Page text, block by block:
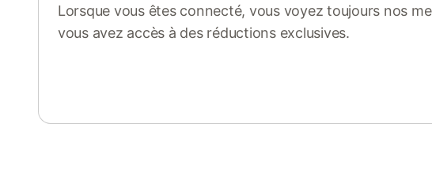
Lorsque vous êtes connecté, vous voyez toujours nos
vous avez accès à des réductions exclusives.